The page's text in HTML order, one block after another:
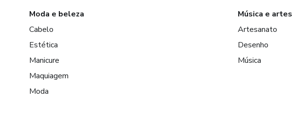
Moda e beleza
Cabelo
Estética
Manicure
Maquiagem
Moda
Música e artes
Artesanato
Desenho
Música